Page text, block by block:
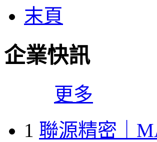
末頁
企業快訊
更多
1 聯源精密｜